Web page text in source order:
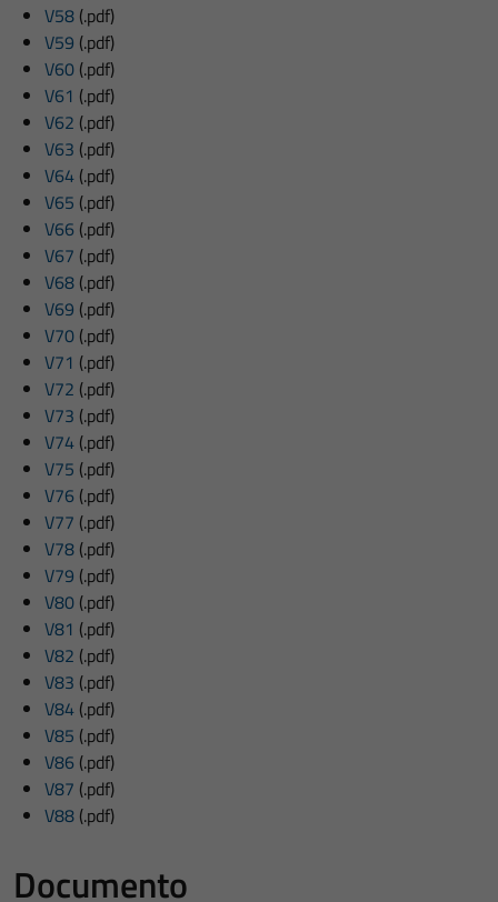
V58 (.pdf)
V59 (.pdf)
V60 (.pdf)
V61 (.pdf)
V62 (.pdf)
V63 (.pdf)
V64 (.pdf)
V65 (.pdf)
V66 (.pdf)
V67 (.pdf)
V68 (.pdf)
V69 (.pdf)
V70 (.pdf)
V71 (.pdf)
V72 (.pdf)
V73 (.pdf)
V74 (.pdf)
V75 (.pdf)
V76 (.pdf)
V77 (.pdf)
V78 (.pdf)
V79 (.pdf)
V80 (.pdf)
V81 (.pdf)
V82 (.pdf)
V83 (.pdf)
V84 (.pdf)
V85 (.pdf)
V86 (.pdf)
V87 (.pdf)
V88 (.pdf)
Documento